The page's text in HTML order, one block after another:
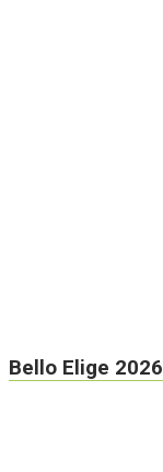
Bello Elige 2026